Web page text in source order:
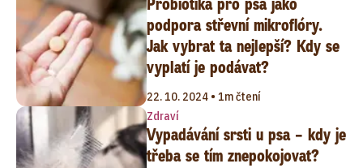
Probiotika pro psa jako
podpora střevní mikroflóry.
Jak vybrat ta nejlepší? Kdy se
vyplatí je podávat?
22. 10. 2024 • 1m čtení
Zdraví
Vypadávání srsti u psa – kdy je
třeba se tím znepokojovat?